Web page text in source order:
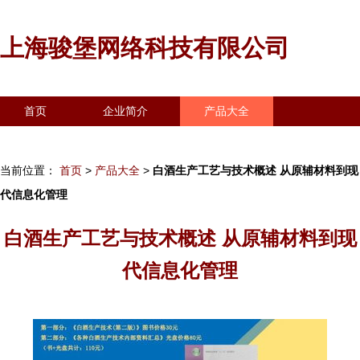
上海骏堡网络科技有限公司
首页 企业简介 产品大全
当前位置： 首页 > 产品大全 > 白酒生产工艺与技术概述 从原辅材料到现
代信息化管理
白酒生产工艺与技术概述 从原辅材料到现
代信息化管理